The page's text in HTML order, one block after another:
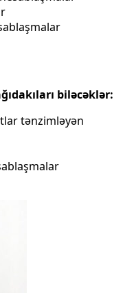
biləcəklər:
tənzimləyən